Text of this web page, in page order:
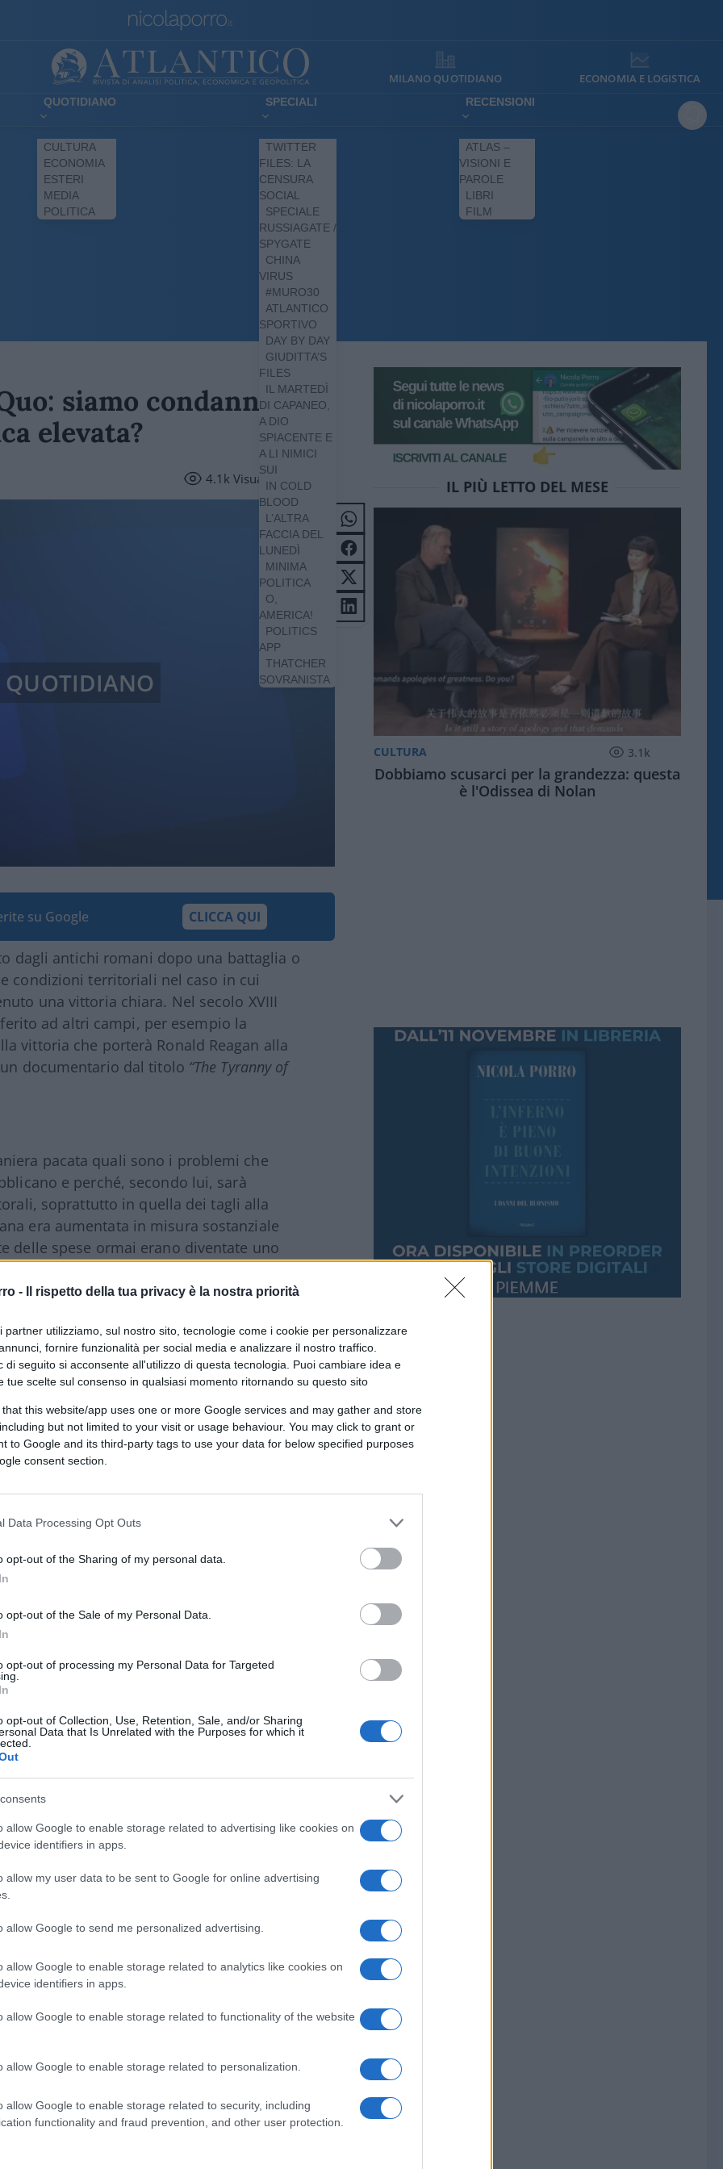
- Il rispetto della tua privacy è la nostra priorità
partner utilizziamo, sul nostro sito, tecnologie come i cookie per personalizzare
fornire funzionalità per social media e analizzare il nostro traffico.
di seguito si acconsente all'utilizzo di questa tecnologia. Puoi cambiare idea e
tue scelte sul consenso in qualsiasi momento ritornando su questo sito
that this website/app uses one or more Google services and may gather and store
but not limited to your visit or usage behaviour. You may click to grant or
to Google and its third-party tags to use your data for below specified purposes
consent section.
Data Processing Opt Outs
opt-out of the Sharing of my personal data.
opt-out of the Sale of my Personal Data.
opt-out of processing my Personal Data for Targeted
opt-out of Collection, Use, Retention, Sale, and/or Sharing
Data that Is Unrelated with the Purposes for which it
allow Google to enable storage related to advertising like cookies on
identifiers in apps.
allow my user data to be sent to Google for online advertising
allow Google to send me personalized advertising.
allow Google to enable storage related to analytics like cookies on
identifiers in apps.
allow Google to enable storage related to functionality of the website
allow Google to enable storage related to personalization.
allow Google to enable storage related to security, including
functionality and fraud prevention, and other user protection.
MILANO QUOTIDIANO ECONOMIA E LOGISTICA
QUOTIDIANO
CULTURA
ECONOMIA
ESTERI
MEDIA
POLITICA
SPECIALI
TWITTER
FILES: LA
CENSURA
SOCIAL
SPECIALE
RUSSIAGATE /
SPYGATE
CHINA
VIRUS
#MURO30
ATLANTICO
SPORTIVO
DAY BY DAY
GIUDITTA’S
FILES
IL MARTEDÌ
DI CAPANEO,
A DIO
SPIACENTE E
A LI NIMICI
SUI
IN COLD
BLOOD
L’ALTRA
FACCIA DEL
LUNEDÌ
MINIMA
POLITICA
O,
AMERICA!
POLITICS
APP
THATCHER
SOVRANISTA
RECENSIONI
ATLAS –
VISIONI E
PAROLE
LIBRI
FILM
siamo condannati a
elevata?
4.1k Visualizzazioni
su Google CLICCA QUI
dagli antichi romani dopo una battaglia o
condizioni territoriali nel caso in cui
una vittoria chiara. Nel secolo XVIII
ad altri campi, per esempio la
vittoria che porterà Ronald Reagan alla
documentario dal titolo “The Tyranny of
pacata quali sono i problemi che
e perché, secondo lui, sarà
soprattutto in quella dei tagli alla
era aumentata in misura sostanziale
delle spese ormai erano diventate uno
dalla popolazione americana. Rimuovere
per Reagan dopo due mandati e una
campo politico, abbiamo visto come
del suo mandato a cambiare la struttura
meno volatile. Ovvero, abbiamo
in America, sia con il
spesa pubblica non diminuirà, ma al
monetaria, sempre più legata alla
sono passate da un modello liberale di
l’offerta di liquidità ad un controllo molto
finanziari, cambiamenti climatici. I tassi
solo a far aumentare l’inflazione ma
nel mondo obbligazionario e
ritornare ad una situazione di normalità,
che inizi ad alzare i tassi quando veda
crescita economica stabile.
ed è solo grazie ai tassi ai minimi
(ma anche l’Italia!) stanno pagando
fa, anche se il livello del debito sul Pil
2000 al 125 di oggi. L’ultima volta che
ha provato ad alzare i tassi, nel 2018,
abbassando di nuovo il tasso di
arrivato ilCovid, con nuovi livelli di debito,
vortice di spesa pubblica sostenuta
) e da banche centrali sempre più
governi.
IL PIÙ LETTO DEL MESE
CULTURA 3.1k
Dobbiamo scusarci per la grandezza: questa
è l'Odissea di Nolan